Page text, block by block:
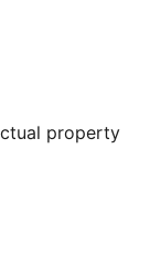
property